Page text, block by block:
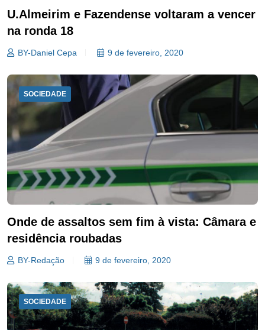
U.Almeirim e Fazendense voltaram a vencer
na ronda 18
BY-Daniel Cepa 9 de fevereiro, 2020
SOCIEDADE
Onde de assaltos sem fim à vista: Câmara e
residência roubadas
BY-Redação 9 de fevereiro, 2020
SOCIEDADE